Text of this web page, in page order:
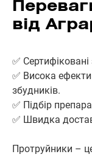
від
✅
✅ Висока
збудників.
✅ Підбір
✅ Швидка
Протруйники –